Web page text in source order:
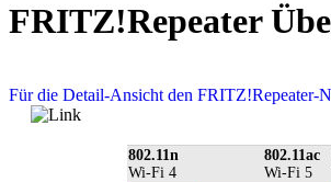
FRITZ!Repeater
Für die Detail-Ansicht den FRITZ!Repeater-
802.11n
Wi-Fi 4
802.11ac
Wi-Fi 5